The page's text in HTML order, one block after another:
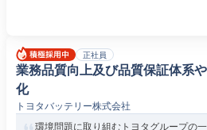
正社員
業務品質向上及び品質保証体系
化
トヨタバッテリー株式会社
環境問題に取り組むトヨタグループの